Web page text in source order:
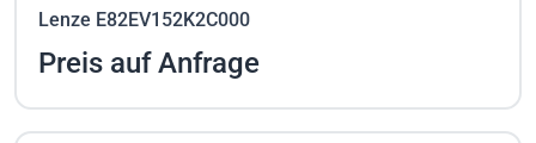
Lenze E82EV152K2C000
Preis auf Anfrage